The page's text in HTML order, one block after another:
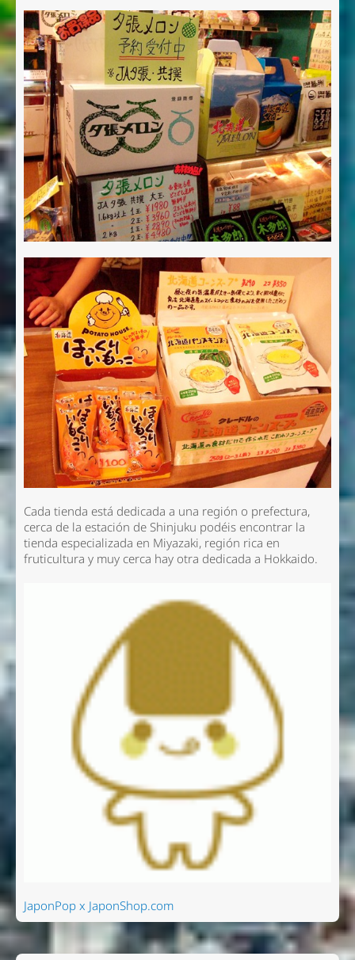
Cada tienda está dedicada a una región o prefectura,
cerca de la estación de Shinjuku podéis encontrar la
tienda especializada en Miyazaki, región rica en
fruticultura y muy cerca hay otra dedicada a Hokkaido.
JaponPop x JaponShop.com